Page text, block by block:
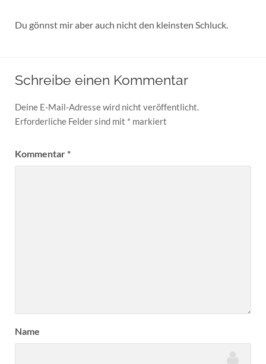
Du gönnst mir aber auch nicht den kleinsten Schluck.
Schreibe einen Kommentar
Deine E-Mail-Adresse wird nicht veröffentlicht.
Erforderliche Felder sind mit * markiert
Kommentar*
Name